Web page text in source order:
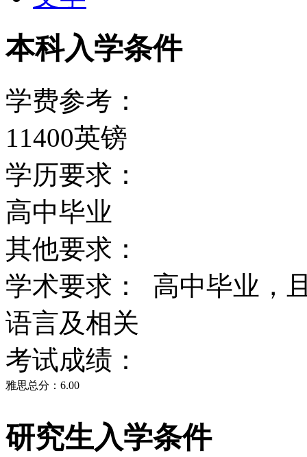
本科入学条件
学费参考：
11400英镑
学历要求：
高中毕业
其他要求：
学术要求： 高中毕业，
语言及相关
考试成绩：
雅思总分：6.00
研究生入学条件